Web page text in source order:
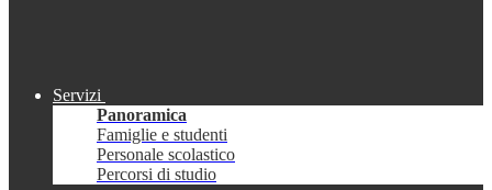
Servizi
Panoramica
Famiglie e studenti
Personale scolastico
Percorsi di studio